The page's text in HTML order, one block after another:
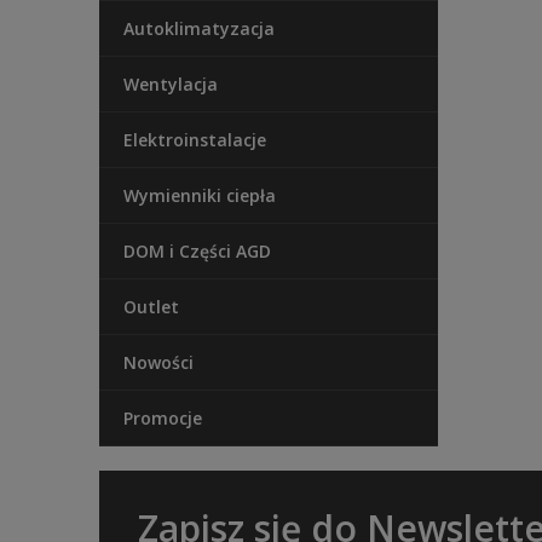
Autoklimatyzacja
Wentylacja
Elektroinstalacje
Wymienniki ciepła
DOM i Części AGD
Outlet
Nowości
Promocje
Zapisz się do